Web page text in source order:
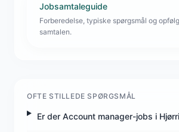
Jobsamtaleguide
Forberedelse, typiske spørgsmål og
samtalen.
OFTE STILLEDE SPØRGSMÅL
Er der Account manager-jobs i